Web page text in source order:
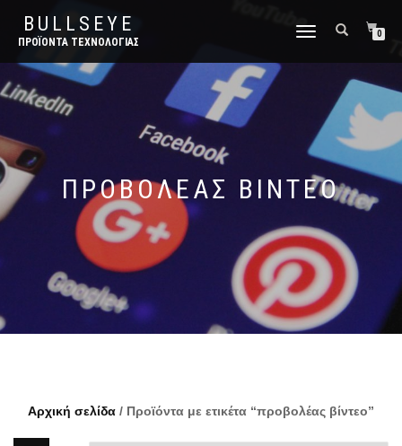
BULLSEYE
ΠΡΟΪΌΝΤΑ ΤΕΧΝΟΛΟΓΊΑΣ
ΕΝΑΛΛΑΓΉ
0
ΠΡΟΒΟΛΈΑΣ ΒΊΝΤΕΟ
Αρχική σελίδα / Προϊόντα με ετικέτα “προβολέας βίντεο”